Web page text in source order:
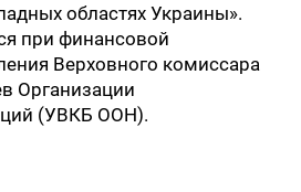
областях Украины».
при финансовой
Верховного комиссара
Организации
(УВКБ ООН).